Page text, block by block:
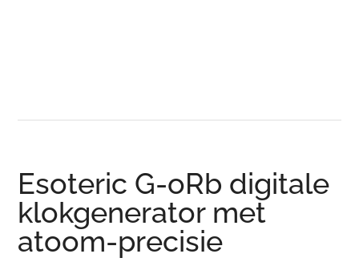
Esoteric G-oRb digitale
klokgenerator met
atoom-precisie